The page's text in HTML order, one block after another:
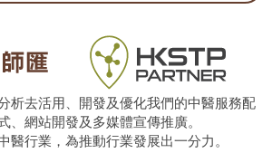
析去活用、開發及優化我們的中醫服務配
、網站開發及多媒體宣傳推廣。
醫行業，為推動行業發展出一分力。